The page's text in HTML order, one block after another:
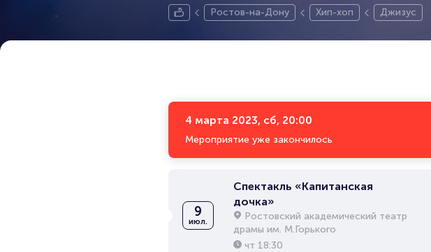
Ростов-на-Дону Хип-хоп Джизус
4 марта 2023, сб, 20:00
Мероприятие уже закончилось
9
июл.
Спектакль «Капитанская
дочка»
Ростовский академический театр
драмы им. М.Горького
чт 18:30